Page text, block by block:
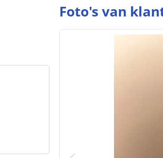
Foto's van